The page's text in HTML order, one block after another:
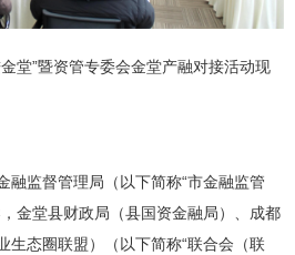
堂”暨资管专委会金堂产融对接活动现
融监督管理局（以下简称“市金融监管
金堂县财政局（县国资金融局）、成都
生态圈联盟）（以下简称“联合会（联